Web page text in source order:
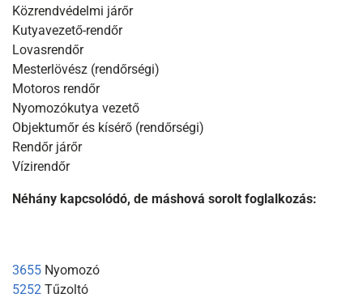
Közrendvédelmi járőr
Kutyavezető-rendőr
Lovasrendőr
Mesterlövész (rendőrségi)
Motoros rendőr
Nyomozókutya vezető
Objektumőr és kísérő (rendőrségi)
Rendőr járőr
Vízirendőr
Néhány kapcsolódó, de máshová sorolt foglalkozás:
3655 Nyomozó
5252 Tűzoltó